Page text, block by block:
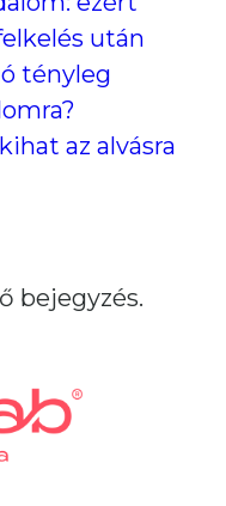
után
tényleg
az alvásra
bejegyzés.